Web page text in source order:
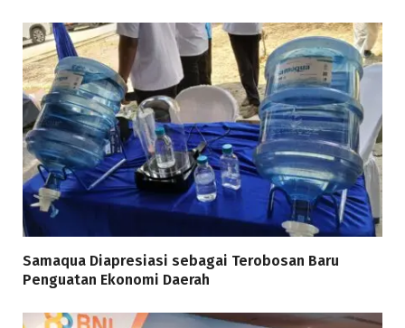
Samaqua Diapresiasi sebagai Terobosan Baru
Penguatan Ekonomi Daerah